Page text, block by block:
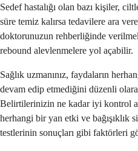
Sedef hastalığı olan bazı kişiler,
süre temiz kalırsa tedavilere ara
doktorunuzun rehberliğinde
rebound alevlenmelere yol açabilir.
Sağlık uzmanınız, faydaların
devam edip etmediğini düzenli
Belirtilerinizin ne kadar iyi kontrol
herhangi bir yan etki ve bağışıklık
testlerinin sonuçları gibi faktörleri